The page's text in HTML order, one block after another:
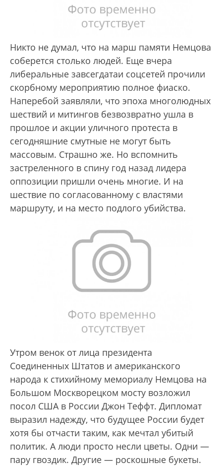
Никто не думал, что на марш памяти Немцова
соберется столько людей. Еще вчера
либеральные завсегдатаи соцсетей прочили
скорбному мероприятию полное фиаско.
Наперебой заявляли, что эпоха многолюдных
шествий и митингов безвозвратно ушла в
прошлое и акции уличного протеста в
сегодняшние смутные не могут быть
массовым. Страшно же. Но вспомнить
застреленного в спину год назад лидера
оппозиции пришли очень многие. И на
шествие по согласованному с властями
маршруту, и на место подлого убийства.
Утром венок от лица президента
Соединенных Штатов и американского
народа к стихийному мемориалу Немцова на
Большом Москворецком мосту возложил
посол США в России Джон Теффт. Дипломат
выразил надежду, что будущее России будет
хотя бы отчасти таким, как мечтал убитый
политик. А люди просто несли цветы. Одни —
пару гвоздик. Другие — роскошные букеты.